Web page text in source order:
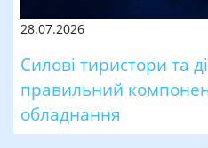
28.07.2026
Силові тиристори та
правильний
обладнання